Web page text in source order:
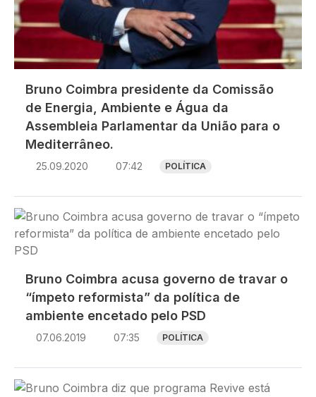
Bruno Coimbra presidente da Comissão
de Energia, Ambiente e Água da
Assembleia Parlamentar da União para o
Mediterrâneo.
25.09.2020 07:42 POLÍTICA
Imagem
Bruno Coimbra acusa governo de travar o
“ímpeto reformista” da política de
ambiente encetado pelo PSD
07.06.2019 07:35 POLÍTICA
Imagem